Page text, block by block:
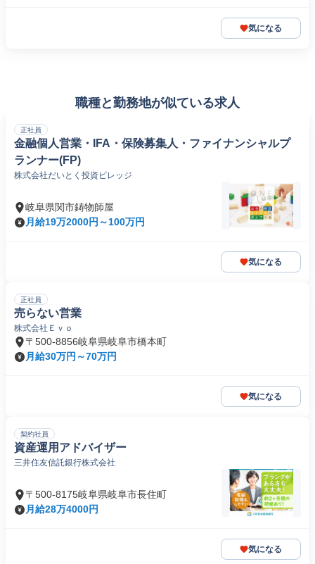
気になる
職種と勤務地が似ている求人
正社員
金融個人営業・IFA・保険募集人・ファイナンシャルプ
ランナー(FP)
株式会社だいとく投資ビレッジ
岐阜県関市鋳物師屋
月給19万2000円～100万円
気になる
正社員
売らない営業
株式会社Ｅｖｏ
〒500-8856岐阜県岐阜市橋本町
月給30万円～70万円
気になる
契約社員
資産運用アドバイザー
三井住友信託銀行株式会社
〒500-8175岐阜県岐阜市長住町
月給28万4000円
気になる